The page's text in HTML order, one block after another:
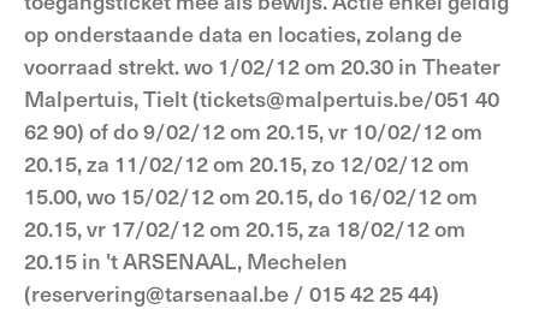
op onderstaande data en locaties, zolang de
voorraad strekt. wo 1/02/12 om 20.30 in Theater
Malpertuis, Tielt (tickets@malpertuis.be/051 40
62 90) of do 9/02/12 om 20.15, vr 10/02/12 om
20.15, za 11/02/12 om 20.15, zo 12/02/12 om
15.00, wo 15/02/12 om 20.15, do 16/02/12 om
20.15, vr 17/02/12 om 20.15, za 18/02/12 om
20.15 in 't ARSENAAL, Mechelen
(reservering@tarsenaal.be / 015 42 25 44)